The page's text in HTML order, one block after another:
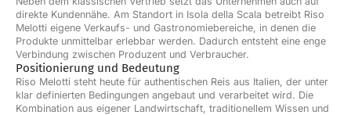
direkte Kundennähe. Am Standort in Isola della Scala betreibt Riso
Melotti eigene Verkaufs- und Gastronomiebereiche, in denen die
Produkte unmittelbar erlebbar werden. Dadurch entsteht eine enge
Verbindung zwischen Produzent und Verbraucher.
Positionierung und Bedeutung
Riso Melotti steht heute für authentischen Reis aus Italien, der unter
klar definierten Bedingungen angebaut und verarbeitet wird. Die
Kombination aus eigener Landwirtschaft, traditionellem Wissen und